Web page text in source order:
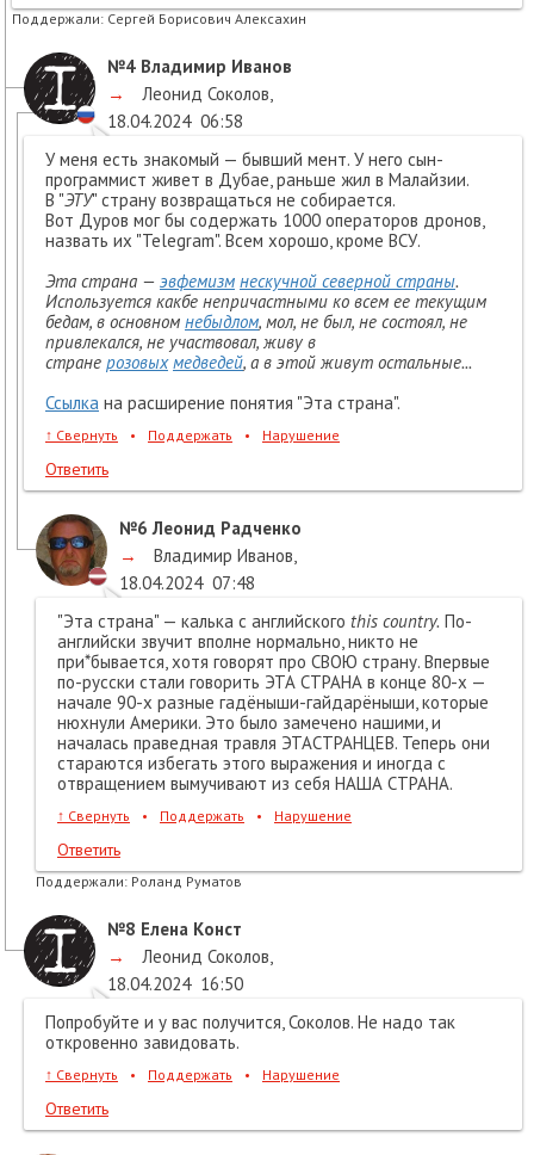
Поддержали: Сергей Борисович Алексахин
№4 Владимир Иванов
→
Леонид Соколов,
18.04.2024 06:58
У меня есть знакомый — бывший мент. У него сын-
программист живет в Дубае, раньше жил в Малайзии.
В "ЭТУ" страну возвращаться не собирается.
Вот Дуров мог бы содержать 1000 операторов дронов,
назвать их "Telegram". Всем хорошо, кроме ВСУ.
Эта страна — эвфемизм нескучной северной страны.
Используется какбе непричастными ко всем ее текущим
бедам, в основном небыдлом, мол, не был, не состоял, не
привлекался, не участвовал, живу в
стране розовых медведей, а в этой живут остальные...
Ссылка на расширение понятия "Эта страна".
↑ Свернуть • Поддержать • Нарушение
Ответить
№6 Леонид Радченко
→
Владимир Иванов,
18.04.2024 07:48
"Эта страна" — калька с английского this country. По-
английски звучит вполне нормально, никто не
при*бывается, хотя говорят про СВОЮ страну. Впервые
по-русски стали говорить ЭТА СТРАНА в конце 80-х —
начале 90-х разные гадёныши-гайдарёныши, которые
нюхнули Америки. Это было замечено нашими, и
началась праведная травля ЭТАСТРАНЦЕВ. Теперь они
стараются избегать этого выражения и иногда с
отвращением вымучивают из себя НАША СТРАНА.
↑ Свернуть • Поддержать • Нарушение
Ответить
Поддержали: Роланд Руматов
№8 Елена Конст
→
Леонид Соколов,
18.04.2024 16:50
Попробуйте и у вас получится, Соколов. Не надо так
откровенно завидовать.
↑ Свернуть • Поддержать • Нарушение
Ответить